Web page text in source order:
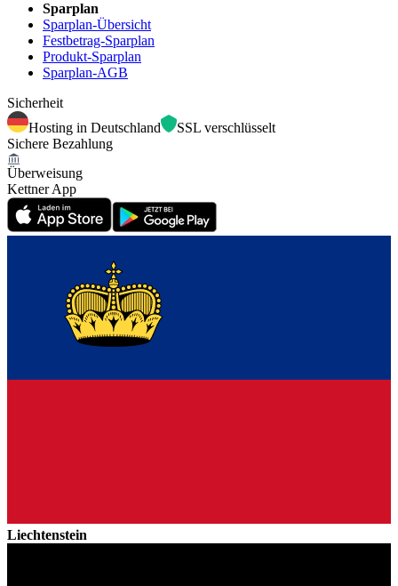
Sparplan
Sparplan-Übersicht
Festbetrag-Sparplan
Produkt-Sparplan
Sparplan-AGB
Sicherheit
Hosting in Deutschland
SSL verschlüsselt
Sichere Bezahlung
Überweisung
Kettner App
Liechtenstein